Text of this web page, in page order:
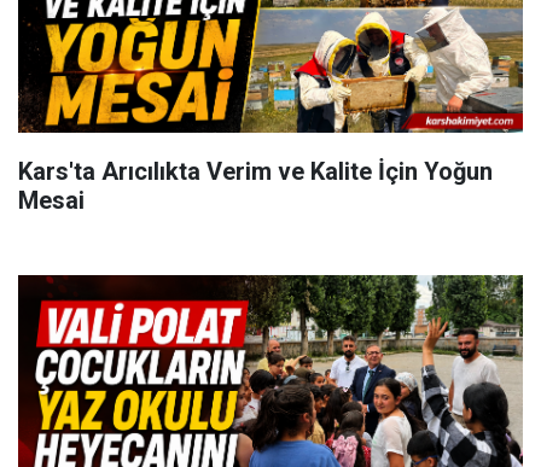
Kars'ta Arıcılıkta Verim ve Kalite İçin Yoğun
Mesai